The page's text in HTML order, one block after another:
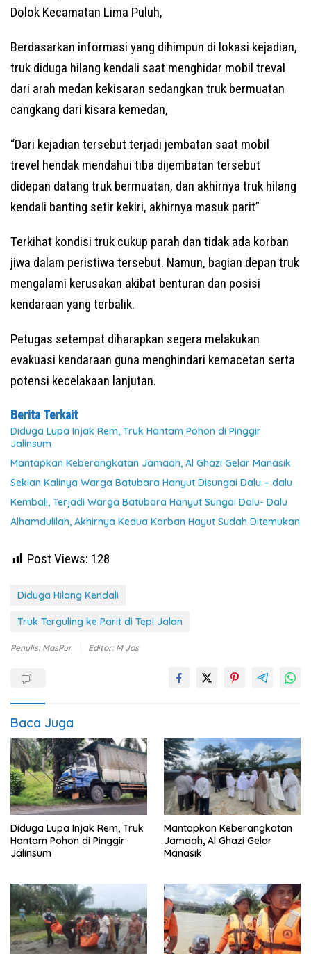
Dolok Kecamatan Lima Puluh,
Berdasarkan informasi yang dihimpun di lokasi kejadian,
truk diduga hilang kendali saat menghidar mobil treval
dari arah medan kekisaran sedangkan truk bermuatan
cangkang dari kisara kemedan,
“Dari kejadian tersebut terjadi jembatan saat mobil
trevel hendak mendahui tiba dijembatan tersebut
didepan datang truk bermuatan, dan akhirnya truk hilang
kendali banting setir kekiri, akhirnya masuk parit”
Terkihat kondisi truk cukup parah dan tidak ada korban
jiwa dalam peristiwa tersebut. Namun, bagian depan truk
mengalami kerusakan akibat benturan dan posisi
kendaraan yang terbalik.
Petugas setempat diharapkan segera melakukan
evakuasi kendaraan guna menghindari kemacetan serta
potensi kecelakaan lanjutan.
Berita Terkait
Diduga Lupa Injak Rem, Truk Hantam Pohon di Pinggir
Jalinsum
Mantapkan Keberangkatan Jamaah, Al Ghazi Gelar Manasik
Sekian Kalinya Warga Batubara Hanyut Disungai Dalu – dalu
Kembali, Terjadi Warga Batubara Hanyut Sungai Dalu- Dalu
Alhamdulilah, Akhirnya Kedua Korban Hayut Sudah Ditemukan
Post Views: 128
Diduga Hilang Kendali
Truk Terguling ke Parit di Tepi Jalan
Penulis: MasPur Editor: M Jos
Baca Juga
Diduga Lupa Injak Rem, Truk
Hantam Pohon di Pinggir
Jalinsum
Mantapkan Keberangkatan
Jamaah, Al Ghazi Gelar
Manasik